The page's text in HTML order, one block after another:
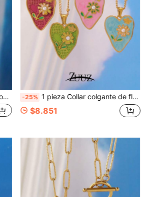
-25% 1 pieza Collar colgante de flor de margarita de acero inoxidable esmaltado para mujeres, elegante francés, collar de cadena de clavícula, joyería
$8.851